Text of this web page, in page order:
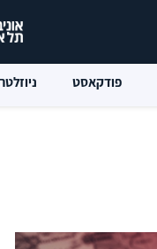
פודקאסט ניוזלטר